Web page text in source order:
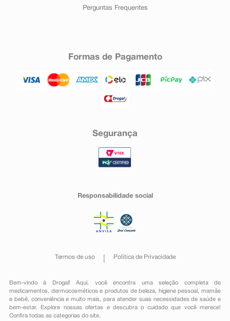
Perguntas Frequentes
Formas de Pagamento
Segurança
Responsabilidade social
Termos de uso Política de Privacidade
Bem-vindo à Drogal! Aqui, você encontra uma seleção completa de
medicamentos , dermocosméticos e produtos de beleza, higiene pessoal ,mamãe
e bebê, conveniênciae muito mais, para atender suas necessidades de saúde e
bem-estar. Explore nossas ofertas e descubra o cuidado que você merece!
Confira todas as categorias do site.